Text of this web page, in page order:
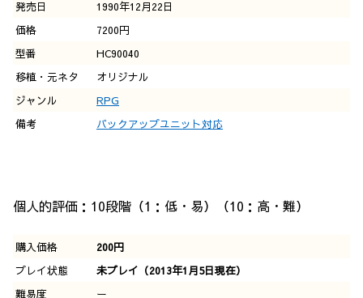
発売日
1990年12月22日
価格
7200円
型番
HC90040
移植・元ネタ
オリジナル
ジャンル
RPG
備考
バックアップユニット対応
個人的評価：10段階（1：低・易）（10：高・難）
購入価格
200円
プレイ状態
未プレイ（2013年1月5日現在）
難易度
ー